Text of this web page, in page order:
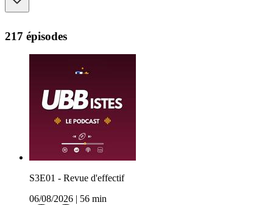
217 épisodes
S3E01 - Revue d'effectif
06/08/2026
56 min